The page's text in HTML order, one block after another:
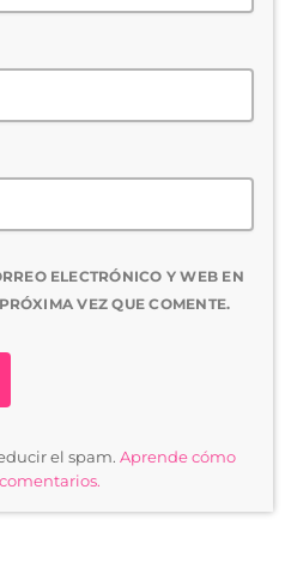
ELECTRÓNICO Y WEB EN
VEZ QUE COMENTE.
el spam. Aprende cómo